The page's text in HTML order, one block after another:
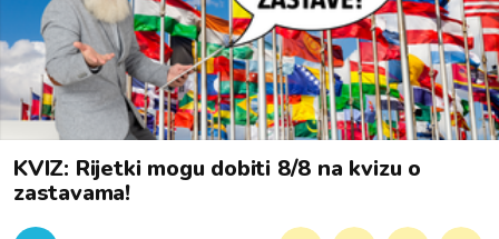
KVIZ: Rijetki mogu dobiti 8/8 na kvizu o
zastavama!